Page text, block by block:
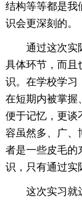
结构等等都是我
识会更深刻的。
通过这次实
具体环节，而且
识。在学校学习
在短期内被掌握
便于记忆，更谈
容虽然多、广、
者是一些皮毛的
识，只有通过实
这次实习就